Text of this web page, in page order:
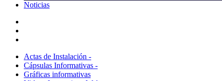
Noticias
Actas de Instalación -
Cápsulas Informativas -
Gráficas informativas